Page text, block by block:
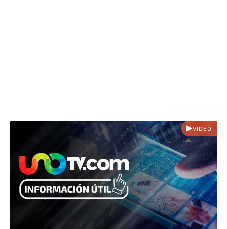
VIDEO